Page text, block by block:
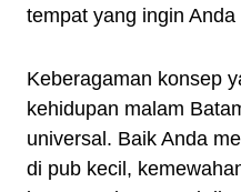
tempat yang ingin Anda
Keberagaman konsep
kehidupan malam
universal. Baik Anda
di pub kecil,